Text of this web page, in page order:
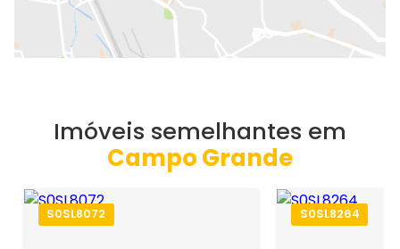
Imóveis semelhantes em
Campo Grande
S0SL8072 S0SL8264